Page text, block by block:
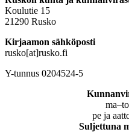
Koulutie 15
21290 Rusko
Kirjaamon sähköposti
rusko[at]rusko.fi
Y-tunnus 0204524-5
pe ja
Suljettuna